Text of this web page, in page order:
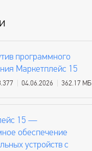
программного
Маркетплейс 15
04.06.2026 362.17 МБ
15 —
обеспечение
устройств с